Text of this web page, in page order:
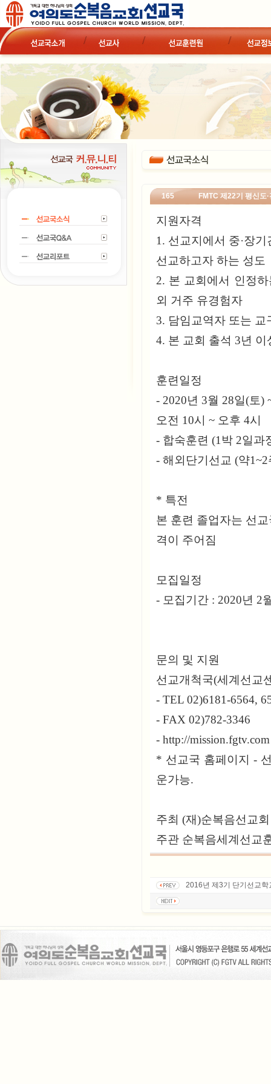
165 FMTC 제22기 평신도
지원자격
1. 선교지에서 중·장
선교하고자 하는 성도
2. 본 교회에서 인정
외 거주 유경험자
3. 담임교역자 또는
4. 본 교회 출석 3년 이
훈련일정
- 2020년 3월 28일(토)
오전 10시 ~ 오후 4시
- 합숙훈련 (1박 2일과
- 해외단기선교 (약
* 특전
본 훈련 졸업자는 선
격이 주어짐
모집일정
- 모집기간 : 2020년 2
문의 및 지원
선교개척국(세계선교
- TEL 02)6181-6564,
- FAX 02)782-3346
- http://mission.fgtv.com
* 선교국 홈페이지 -
운가능.
주최 (재)순복음선교
주관 순복음세계선교
2016년 제3기 단기선교학